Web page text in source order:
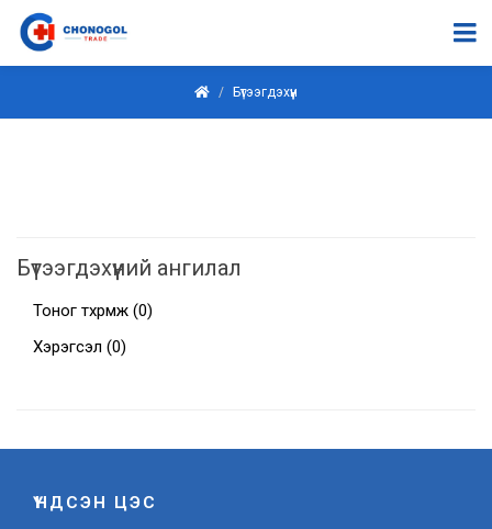
Бүтээгдэхүүн
Бүтээгдэхүүний ангилал
Тоног төхөөрөмж (0)
Хэрэгсэл (0)
ҮНДСЭН ЦЭС